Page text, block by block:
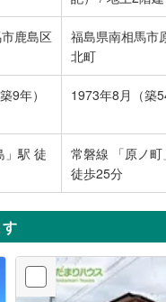
鹿島区
福島県南相馬市
北町
9年） 1973年8月（築
」駅 徒
常磐線 「原ノ町
徒歩25分